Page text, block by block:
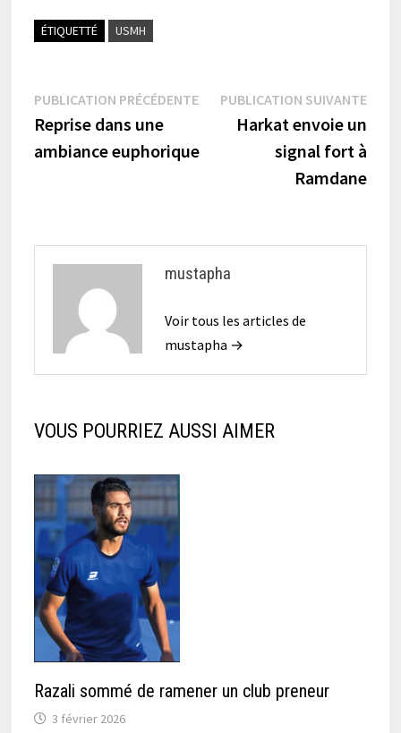
ÉTIQUETTÉ USMH
Navigation
de
PUBLICATION PRÉCÉDENTEPublication
précédente :
Reprise dans une
ambiance euphorique
PUBLICATION SUIVANTE
Harkat envoie un
signal fort à
Ramdane
mustapha
Voir tous les articles de
mustapha →
VOUS POURRIEZ AUSSI AIMER
Razali sommé de ramener un club preneur
3 février 2026